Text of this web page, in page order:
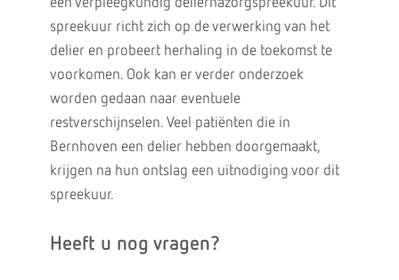
een verpleegkundig deliernazorgspreekuur. Dit
spreekuur richt zich op de verwerking van het
delier en probeert herhaling in de toekomst te
voorkomen. Ook kan er verder onderzoek
worden gedaan naar eventuele
restverschijnselen. Veel patiënten die in
Bernhoven een delier hebben doorgemaakt,
krijgen na hun ontslag een uitnodiging voor dit
spreekuur.
Heeft u nog vragen?